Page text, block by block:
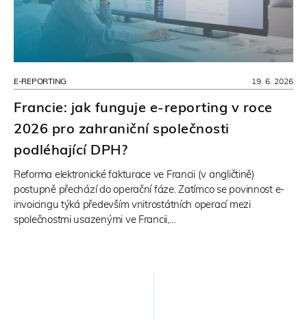
E-REPORTING
Francie: jak funguje e-reporting v roce
2026 pro zahraniční společnosti
podléhající DPH?
Reforma elektronické fakturace ve Francii (v angličtině)
postupně přechází do operační fáze. Zatímco se povinnost e-
invoicingu týká především vnitrostátních operací mezi
společnostmi usazenými ve Francii,…
19. 6. 2026